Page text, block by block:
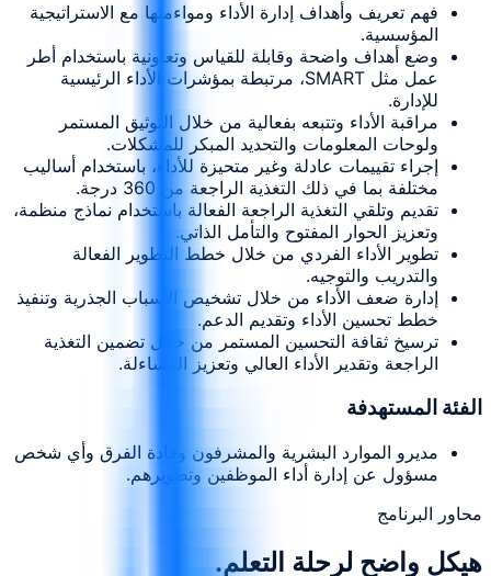
فهم تعريف وأهداف إدارة الأداء ومواءمتها مع الاستراتيجية
المؤسسية.
وضع أهداف واضحة وقابلة للقياس وتعاونية باستخدام أطر
عمل مثل SMART، مرتبطة بمؤشرات الأداء الرئيسية
للإدارة.
مراقبة الأداء وتتبعه بفعالية من خلال التوثيق المستمر
ولوحات المعلومات والتحديد المبكر للمشكلات.
إجراء تقييمات عادلة وغير متحيزة للأداء، باستخدام أساليب
مختلفة بما في ذلك التغذية الراجعة من 360 درجة.
تقديم وتلقي التغذية الراجعة الفعالة باستخدام نماذج منظمة،
وتعزيز الحوار المفتوح والتأمل الذاتي.
تطوير الأداء الفردي من خلال خطط التطوير الفعالة
والتدريب والتوجيه.
إدارة ضعف الأداء من خلال تشخيص الأسباب الجذرية وتنفيذ
خطط تحسين الأداء وتقديم الدعم.
ترسيخ ثقافة التحسين المستمر من خلال تضمين التغذية
الراجعة وتقدير الأداء العالي وتعزيز المساءلة.
الفئة المستهدفة
مديرو الموارد البشرية والمشرفون وقادة الفرق وأي شخص
مسؤول عن إدارة أداء الموظفين وتطويرهم.
محاور البرنامج
هيكل واضح لرحلة التعلم.